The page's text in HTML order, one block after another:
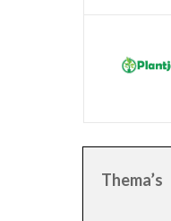
Thema’s